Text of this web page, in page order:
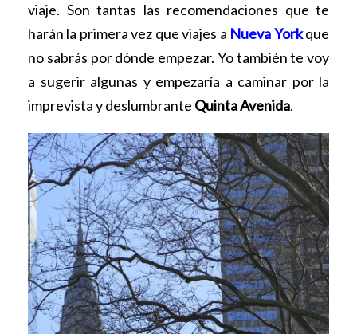
viaje. Son tantas las recomendaciones que te
harán la primera vez que viajes a Nueva York que
no sabrás por dónde empezar. Yo también te voy
a sugerir algunas y empezaría a caminar por la
imprevista y deslumbrante Quinta Avenida.